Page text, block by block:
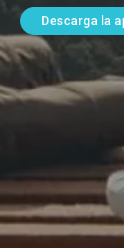
Descarga la